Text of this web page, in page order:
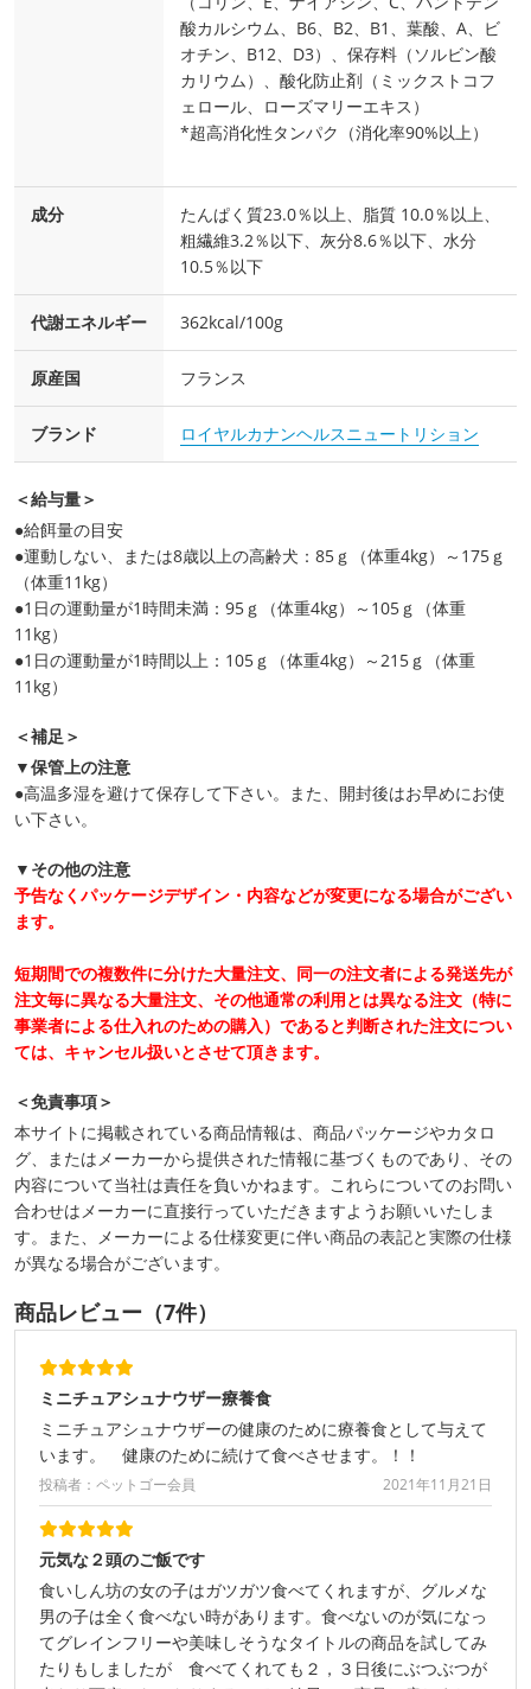
酸カルシウム、B6、B2、B1、葉酸、A、ビ
オチン、B12、D3）、保存料（ソルビン酸
カリウム）、酸化防止剤（ミックストコフ
ェロール、ローズマリーエキス）
*超高消化性タンパク（消化率90%以上）
成分
たんぱく質23.0％以上、脂質 10.0％以上、
粗繊維3.2％以下、灰分8.6％以下、水分
10.5％以下
代謝エネルギー 362kcal/100g
原産国 フランス
ブランド ロイヤルカナンヘルスニュートリション
＜給与量＞
●給餌量の目安
●運動しない、または8歳以上の高齢犬：85ｇ（体重4kg）～175ｇ
（体重11kg）
●1日の運動量が1時間未満：95ｇ（体重4kg）～105ｇ（体重
11kg）
●1日の運動量が1時間以上：105ｇ（体重4kg）～215ｇ（体重
11kg）
＜補足＞
▼保管上の注意
●高温多湿を避けて保存して下さい。また、開封後はお早めにお使
い下さい。
▼その他の注意
予告なくパッケージデザイン・内容などが変更になる場合がござい
ます。
短期間での複数件に分けた大量注文、同一の注文者による発送先が
注文毎に異なる大量注文、その他通常の利用とは異なる注文（特に
事業者による仕入れのための購入）であると判断された注文につい
ては、キャンセル扱いとさせて頂きます。
＜免責事項＞
本サイトに掲載されている商品情報は、商品パッケージやカタロ
グ、またはメーカーから提供された情報に基づくものであり、その
内容について当社は責任を負いかねます。これらについてのお問い
合わせはメーカーに直接行っていただきますようお願いいたしま
す。また、メーカーによる仕様変更に伴い商品の表記と実際の仕様
が異なる場合がございます。
商品レビュー（7件）
ミニチュアシュナウザー療養食
ミニチュアシュナウザーの健康のために療養食として与えて
います。 健康のために続けて食べさせます。！！
投稿者：ペットゴー会員 2021年11月21日
元気な２頭のご飯です
食いしん坊の女の子はガツガツ食べてくれますが、グルメな
男の子は全く食べない時があります。食べないのが気になっ
てグレインフリーや美味しそうなタイトルの商品を試してみ
たりもしましたが 食べてくれても２，３日後にぶつぶつが